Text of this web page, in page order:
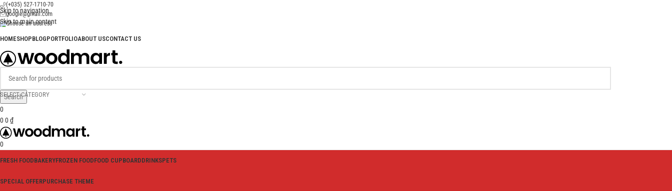
Skip to navigation
Skip to main content
(+035) 527-1710-70
google@gmail.com
Choose an address
HOMESHOPBLOGPORTFOLIOABOUT USCONTACT US
SELECT CATEGORY
Search
0
00₫
0
FRESH FOODBAKERYFROZEN FOODFOOD CUPBOARDDRINKSPETS
SPECIAL OFFERPURCHASE THEME